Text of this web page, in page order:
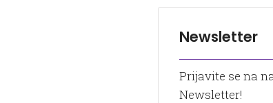
Newsletter
Prijavite se na
Newsletter!